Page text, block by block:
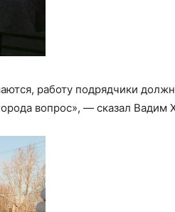
работу подрядчики
вопрос», — сказал Вадим